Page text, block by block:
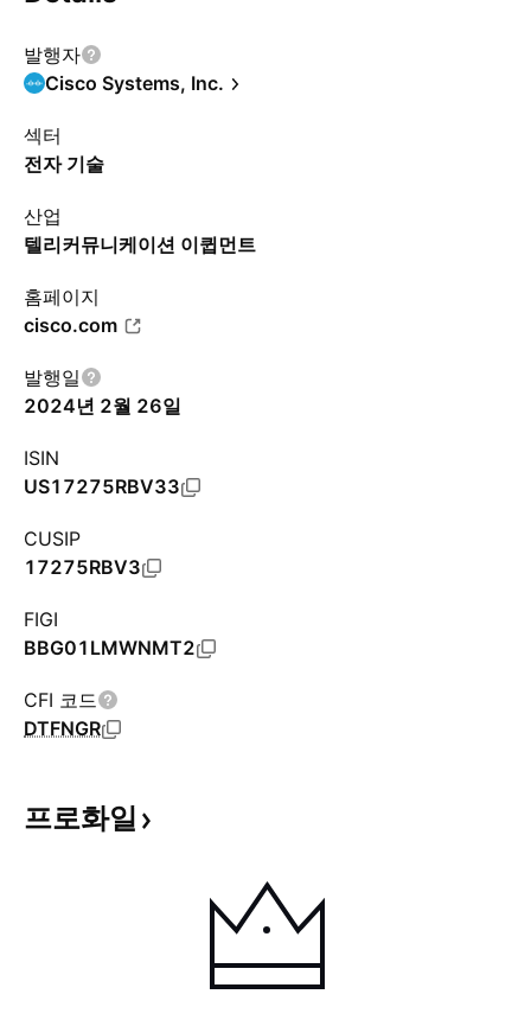
발행자
Cisco Systems, Inc.
섹터
전자 기술
산업
텔리커뮤니케이션 이큅먼트
홈페이지
cisco.com
발행일
2024년 2월 26일
ISIN
US17275RBV33
CUSIP
17275RBV3
FIGI
BBG01LMWNMT2
CFI 코드
DTFNGR
프로화일